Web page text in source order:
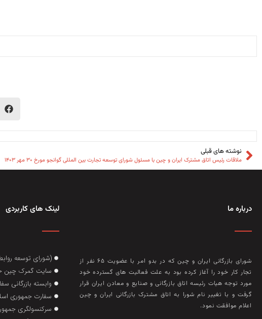
نوشته های قبلی
ملاقات رئیس اتاق مشترک ایران و چین با مسئول شورای توسعه تجارت بین المللی گوانجو مورخ ۳۰ مهر ۱۴۰۳
درباره ما
شورای بازرگانی ایران و چین که در بدو امر با عضويت ۶۵ نفر از
تجار کار خود را آغاز کرده بود به علت فعاليت‌ های گسترده خود
مورد توجه هيات رئيسه اتاق بازرگانی و صنايع و معادن ايران قرار
گرفت و با تغيير نام شورا به اتاق مشترک بازرگانی ايران و چين
اعلام موافقت نمود.
لینک های کاربردی
(شورای توسعه
سایت گمرک چین
وابسته بازرگانی
سفارت جمهوری
سرکنسولگری